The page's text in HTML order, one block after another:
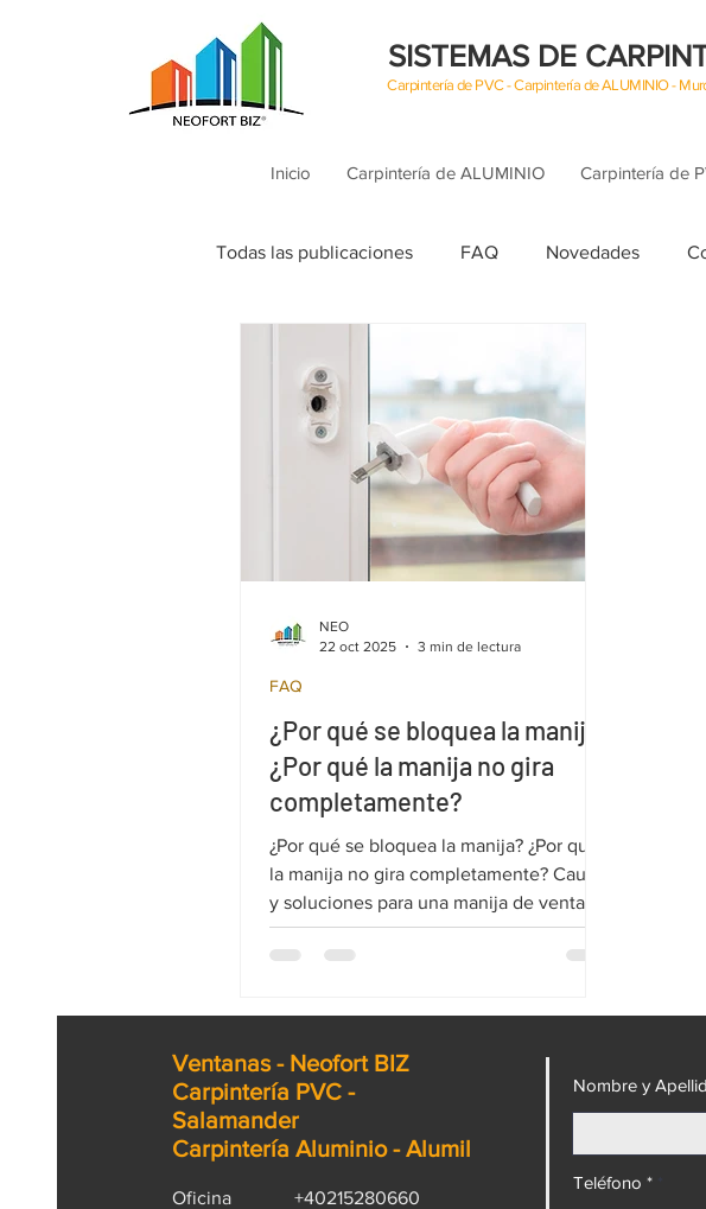
SISTEMAS DE
Carpintería de PVC - Carpintería de ALUMINIO -
Inicio Carpintería de ALUMINIO Carpintería de
Todas las publicaciones FAQ Novedades
¿Por qué se bloquea la manija?
¿Por qué la manija no gira
completamente?
¿Por qué se bloquea la manija? ¿Por qué
la manija no gira completamente? Causas
y soluciones para una manija de ventana
PVC que se mueve con dificultad o está
bloqueada. Las ventanas PVC
fiabilidad, pero con el tiempo, ciertos
manija pueden empezar a funcionar de
manera incorrecta.
FAQ
NEO
22 oct 2025
3 min de lectura
Ventanas - Neofort BIZ
Carpintería PVC -
Salamander
Carpintería Aluminio - Alumil
Oficina
+40215280660
Nombre y
Teléfono *